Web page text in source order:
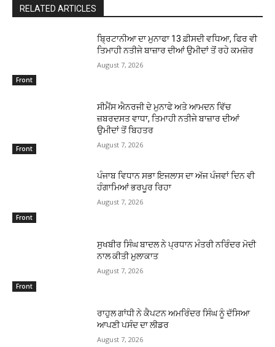
RELATED ARTICLES
Front
ਬ੍ਰਿਟਾਨੀਆ ਦਾ ਮੁਨਾਫਾ 13 ਫ਼ੀਸਦੀ ਵਧਿਆ, ਫਿਰ ਵੀ
ਤਿਮਾਹੀ ਨਤੀਜੇ ਬਾਜ਼ਾਰ ਦੀਆਂ ਉਮੀਦਾਂ ਤੋਂ ਰਹੇ ਕਮਜ਼ੋਰ
August 7, 2026
Front
ਸੀਮੈਂਸ ਐਨਰਜੀ ਦੇ ਮੁਨਾਫੇ ਅਤੇ ਆਮਦਨ ਵਿੱਚ
ਜ਼ਬਰਦਸਤ ਵਾਧਾ, ਤਿਮਾਹੀ ਨਤੀਜੇ ਬਾਜ਼ਾਰ ਦੀਆਂ
ਉਮੀਦਾਂ ਤੋਂ ਬਿਹਤਰ
August 7, 2026
Front
ਪੰਜਾਬ ਵਿਧਾਨ ਸਭਾ ਇਜਲਾਸ ਦਾ ਅੱਜ ਪੰਜਵਾਂ ਦਿਨ ਵੀ
ਹੰਗਾਮਿਆਂ ਭਰਪੂਰ ਰਿਹਾ
August 7, 2026
Front
ਸੁਖਬੀਰ ਸਿੰਘ ਬਾਦਲ ਨੇ ਪ੍ਰਧਾਨ ਮੰਤਰੀ ਨਰਿੰਦਰ ਮੋਦੀ
ਨਾਲ ਕੀਤੀ ਮੁਲਾਕਾਤ
August 7, 2026
ਰਾਹੁਲ ਗਾਂਧੀ ਨੇ ਕੈਪਟਨ ਅਮਰਿੰਦਰ ਸਿੰਘ ਨੂੰ ਦੱਸਿਆ
ਆਪਣੀ ਪਸੰਦ ਦਾ ਲੀਡਰ
August 7, 2026